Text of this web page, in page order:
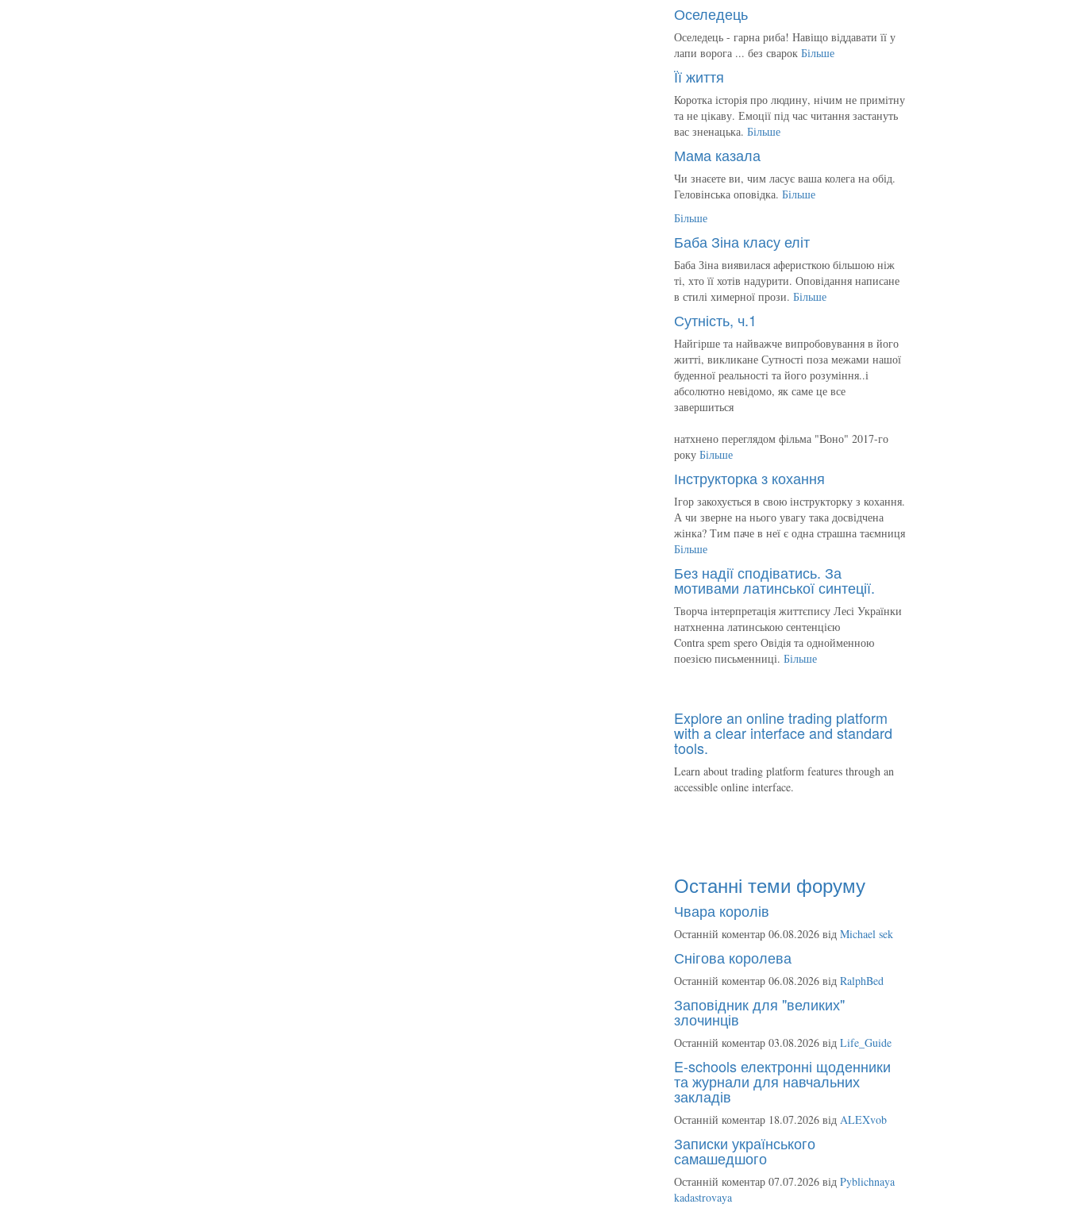
Оселедець
Оселедець - гарна риба! Навіщо віддавати її у
лапи ворога ... без сварок Більше
Її життя
Коротка історія про людину, нічим не примітну
та не цікаву. Емоції під час читання застануть
вас зненацька. Більше
Мама казала
Чи знаєете ви, чим ласує ваша колега на обід.
Геловінська оповідка. Більше
Більше
Баба Зіна класу еліт
Баба Зіна виявилася аферисткою більшою ніж
ті, хто її хотів надурити. Оповідання написане
в стилі химерної прози. Більше
Сутність, ч.1
Найгірше та найважче випробовування в його
житті, викликане Сутності поза межами нашої
буденної реальності та його розуміння..і
абсолютно невідомо, як саме це все
завершиться
натхнено переглядом фільма "Воно" 2017-го
року Більше
Інструкторка з кохання
Ігор закохується в свою інструкторку з кохання.
А чи зверне на нього увагу така досвідчена
жінка? Тим паче в неї є одна страшна таємниця
Більше
Без надії сподіватись. За
мотивами латинської синтеції.
Творча інтерпретація життєпису Лесі Українки
натхненна латинською сентенцією
Contra spem spero Овідія та однойменною
поезією письменниці. Більше
Explore an online trading platform
with a clear interface and standard
tools.
Learn about trading platform features through an
accessible online interface.
Останні теми форуму
Чвара королів
Останній коментар 06.08.2026 від Michael sek
Снігова королева
Останній коментар 06.08.2026 від RalphBed
Заповідник для "великих"
злочинців
Останній коментар 03.08.2026 від Life_Guide
E-schools електронні щоденники
та журнали для навчальних
закладів
Останній коментар 18.07.2026 від ALEXvob
Записки українського
самашедшого
Останній коментар 07.07.2026 від Pyblichnaya
kadastrovaya